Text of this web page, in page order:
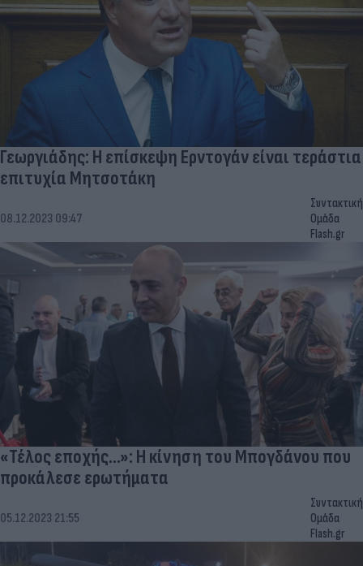
Γεωργιάδης: Η επίσκεψη Ερντογάν είναι τεράστια
επιτυχία Μητσοτάκη
08.12.2023 09:47
Συντακτική
Ομάδα
Flash.gr
«Τέλος εποχής…»: Η κίνηση του Μπογδάνου που
προκάλεσε ερωτήματα
05.12.2023 21:55
Συντακτική
Ομάδα
Flash.gr